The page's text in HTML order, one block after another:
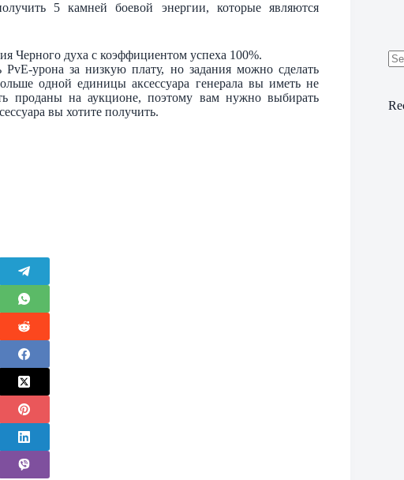
5 камней боевой энергии, которые являются
Черного духа с коэффициентом успеха 100%.
урона за низкую плату, но задания можно сделать
одной единицы аксессуара генерала вы иметь не
проданы на аукционе, поэтому вам нужно выбирать
вы хотите получить.